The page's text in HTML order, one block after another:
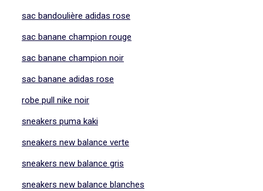
sac bandoulière adidas rose
sac banane champion rouge
sac banane champion noir
sac banane adidas rose
robe pull nike noir
sneakers puma kaki
sneakers new balance verte
sneakers new balance gris
sneakers new balance blanches